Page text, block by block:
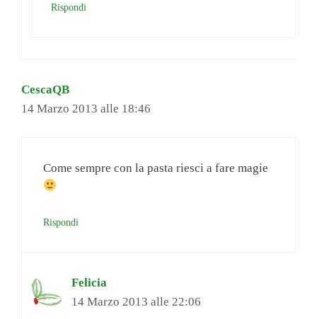
Rispondi
CescaQB
14 Marzo 2013 alle 18:46
Come sempre con la pasta riesci a fare magie
Rispondi
Felicia
14 Marzo 2013 alle 22:06